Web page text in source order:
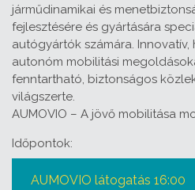
járműdinamikai és
fejlesztésére és gyártására
autógyártók számára.
autonóm mobilitási
fenntartható, biztonságos
világszerte.
AUMOVIO – A jövő mobilitása
Időpontok:
AUMOVIO látogatás 16:00